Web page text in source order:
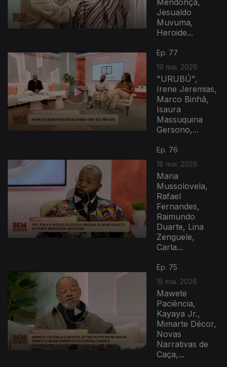
Mendonça,
Jesualdo
Muvuma,
Heroide...
Ep. 77
19 mai. 2026
"URUBÚ",
Irene Jeremias,
Marco Binhã,
Isaura
Massuquina
Gersono,...
Ep. 76
18 mai. 2026
Maria
Mussolovela,
Rafael
Fernandes,
Raimundo
Duarte, Lina
Zenguele,
Carla...
Ep. 75
15 mai. 2026
Mawete
Paciência,
Kayaya Jr.,
Mimarte Décor,
Novas
Narrativas de
Caça,...